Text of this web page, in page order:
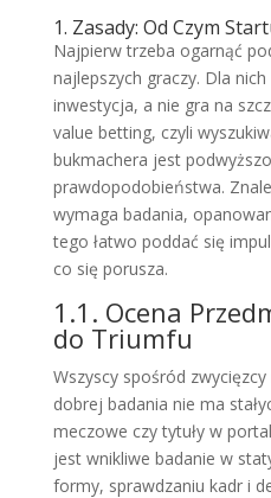
1. Zasady: Od Czym
Najpierw trzeba ogarnąć
najlepszych graczy. Dla
inwestycja, a nie gra na
value betting, czyli
bukmachera jest
prawdopodobieństwa.
wymaga badania,
tego łatwo poddać się
co się porusza.
1.1. Ocena
do Triumfu
Wszyscy spośród
dobrej badania nie ma
meczowe czy tytuły w
jest wnikliwe badanie w
formy, sprawdzaniu kadr i